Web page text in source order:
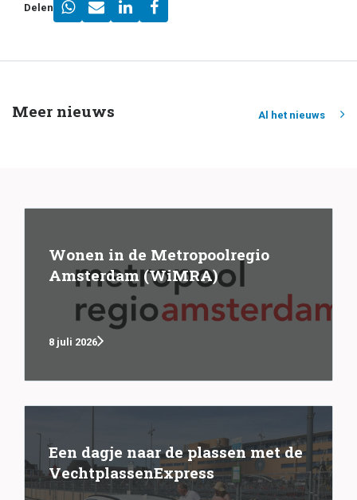
Delen
Meer nieuws Al het nieuws
Wonen in de Metropoolregio
Amsterdam (WiMRA)
8 juli 2026
Een dagje naar de plassen met de
VechtplassenExpress